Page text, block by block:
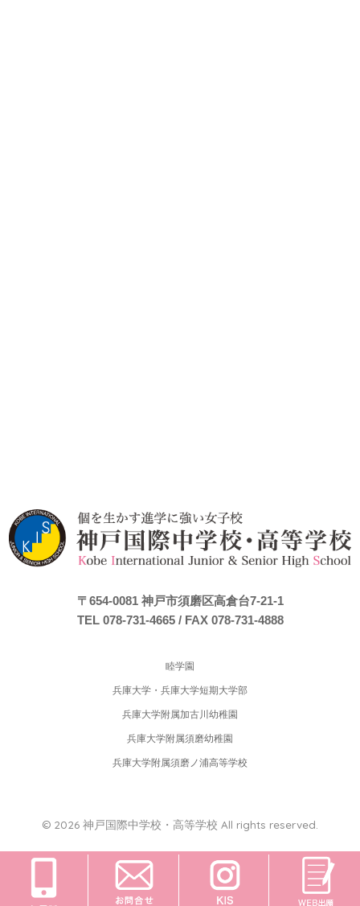
〒654-0081 神戸市須磨区高倉台7-21-1
TEL 078-731-4665/ FAX 078-731-4888
睦学園
兵庫大学・兵庫大学短期大学部
兵庫大学附属加古川幼稚園
兵庫大学附属須磨幼稚園
兵庫大学附属須磨ノ浦高等学校
© 2026 神戸国際中学校・高等学校 All rights reserved.